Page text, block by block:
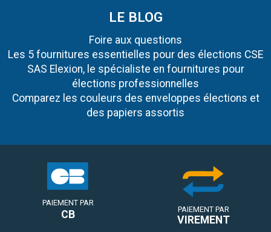
LE BLOG
Foire aux questions
Les 5 fournitures essentielles pour des élections CSE
SAS Elexion, le spécialiste en fournitures pour
élections professionnelles
Comparez les couleurs des enveloppes élections et
des papiers assortis
PAIEMENT PAR
CB PAIEMENT PAR
VIREMENT